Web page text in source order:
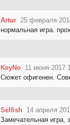
Artur 25 февраля
нормальная игра.
KeyNo 11 июня 2017
Сюжет офигенен.
Selfish 14 апреля
Замечательная игра,